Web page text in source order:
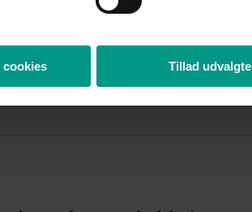
cookies Tillad udvalgte